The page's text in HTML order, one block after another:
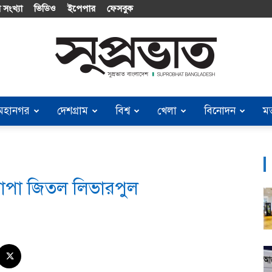
সংখ্যা ভিডিও ইপেপার ফেসবুক
Suprobhat
Bangladesh
দেশগ্রাম বিশ্ব খেলা বিনোদন
জিতল লিভারপুল